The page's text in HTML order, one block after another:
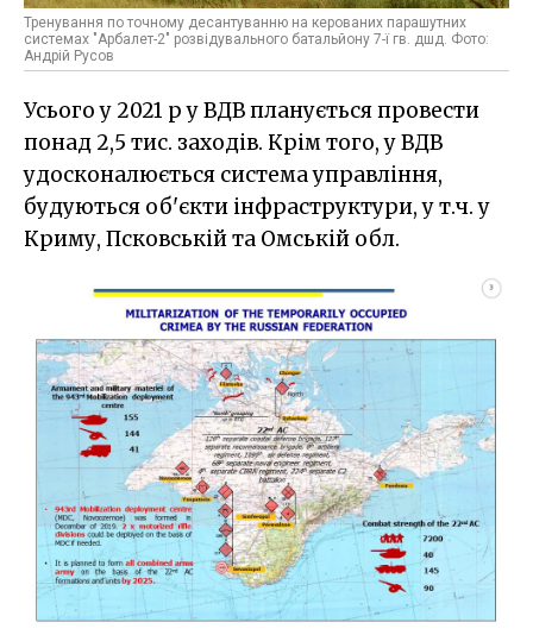
Тренування по точному десантуванню на керованих парашутних
системах "Арбалет-2" розвідувального батальйону 7-ї гв. дшд. Фото:
Андрій Русов
Усього у 2021 р у ВДВ планується провести
понад 2,5 тис. заходів. Крім того, у ВДВ
удосконалюється система управління,
будуються об'єкти інфраструктури, у т.ч. у
Криму, Псковській та Омській обл.